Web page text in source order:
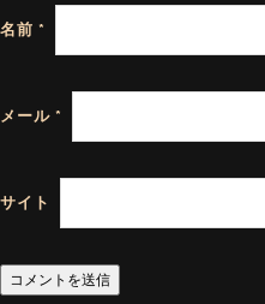
名前 *
メール *
サイト